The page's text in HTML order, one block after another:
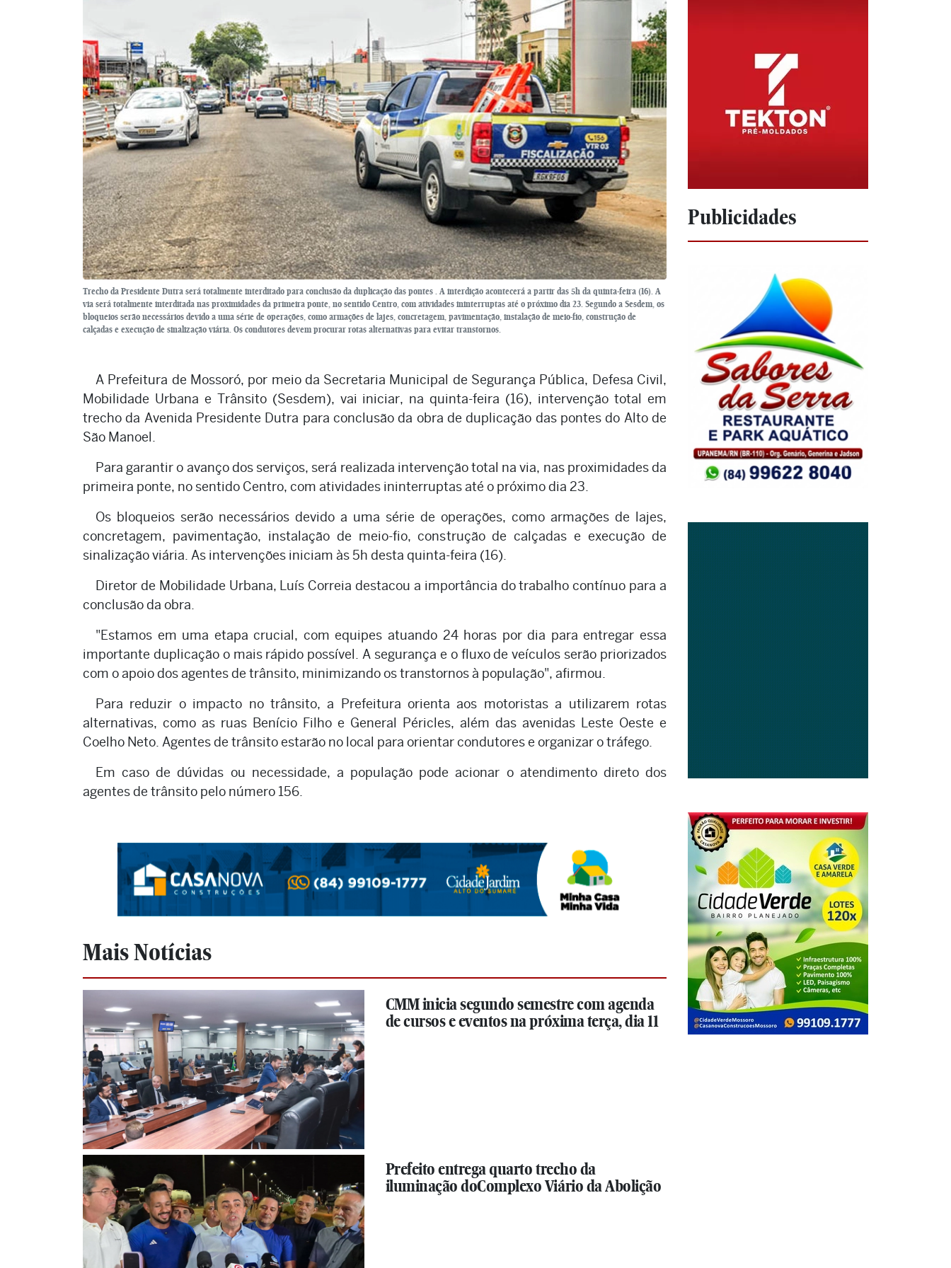
Trecho da Presidente Dutra será totalmente interditado para conclusão da duplicação das pontes . A interdição acontecerá a partir das 5h da quinta-feira (16). A
via será totalmente interditada nas proximidades da primeira ponte, no sentido Centro, com atividades ininterruptas até o próximo dia 23. Segundo a Sesdem, os
bloqueios serão necessários devido a uma série de operações, como armações de lajes, concretagem, pavimentação, instalação de meio-fio, construção de
calçadas e execução de sinalização viária. Os condutores devem procurar rotas alternativas para evitar transtornos.
A Prefeitura de Mossoró, por meio da Secretaria Municipal de Segurança Pública, Defesa Civil,
Mobilidade Urbana e Trânsito (Sesdem), vai iniciar, na quinta-feira (16), intervenção total em
trecho da Avenida Presidente Dutra para conclusão da obra de duplicação das pontes do Alto de
São Manoel.
Para garantir o avanço dos serviços, será realizada intervenção total na via, nas proximidades da
primeira ponte, no sentido Centro, com atividades ininterruptas até o próximo dia 23.
Os bloqueios serão necessários devido a uma série de operações, como armações de lajes,
concretagem, pavimentação, instalação de meio-fio, construção de calçadas e execução de
sinalização viária. As intervenções iniciam às 5h desta quinta-feira (16).
Diretor de Mobilidade Urbana, Luís Correia destacou a importância do trabalho contínuo para a
conclusão da obra.
"Estamos em uma etapa crucial, com equipes atuando 24 horas por dia para entregar essa
importante duplicação o mais rápido possível. A segurança e o fluxo de veículos serão priorizados
com o apoio dos agentes de trânsito, minimizando os transtornos à população", afirmou.
Para reduzir o impacto no trânsito, a Prefeitura orienta aos motoristas a utilizarem rotas
alternativas, como as ruas Benício Filho e General Péricles, além das avenidas Leste Oeste e
Coelho Neto. Agentes de trânsito estarão no local para orientar condutores e organizar o tráfego.
Em caso de dúvidas ou necessidade, a população pode acionar o atendimento direto dos
agentes de trânsito pelo número 156.
Mais Notícias
CMM inicia segundo semestre com agenda
de cursos e eventos na próxima terça, dia 11
Prefeito entrega quarto trecho da
iluminação doComplexo Viário da Abolição
Publicidades